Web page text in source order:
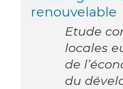
renouvelable
Etude
locales
de
du